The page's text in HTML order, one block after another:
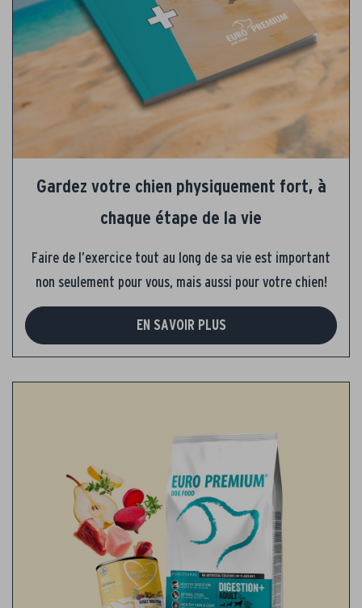
Gardez votre chien physiquement fort, à
chaque étape de la vie
Faire de l’exercice tout au long de sa vie est important
non seulement pour vous, mais aussi pour votre chien!
EN SAVOIR PLUS